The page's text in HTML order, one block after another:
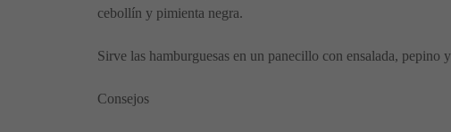
cebollín y pimienta negra.
Sirve las hamburguesas en un panecillo con ensalada, pepino
Consejos